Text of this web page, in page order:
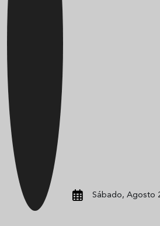
Sábado, Agosto